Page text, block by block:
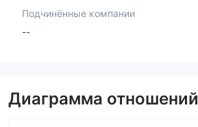
Подчинённые компании
--
Диаграмма отношений